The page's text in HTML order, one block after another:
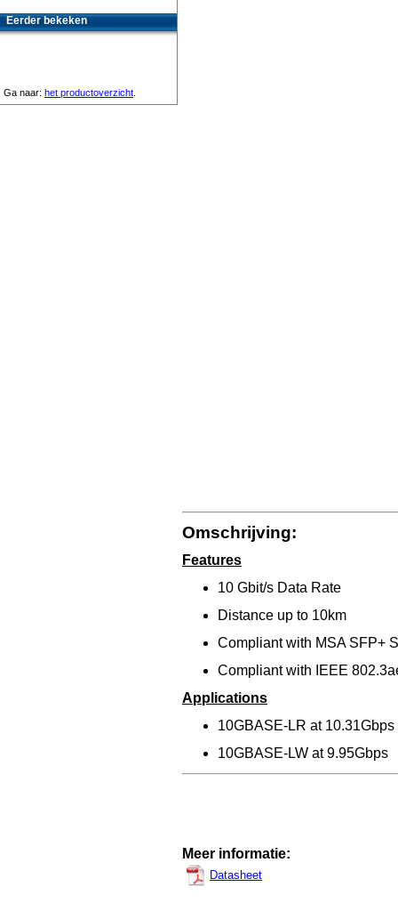
Omschrijving:
Features
10 Gbit/s Data Rate
Distance up to 10km
Compliant with MSA SFP+
Compliant with IEEE
Applications
10GBASE-LR at 10.31Gbps
10GBASE-LW at 9.95Gbps
Meer informatie:
Datasheet
Eerder bekeken
Ga naar: het productoverzicht